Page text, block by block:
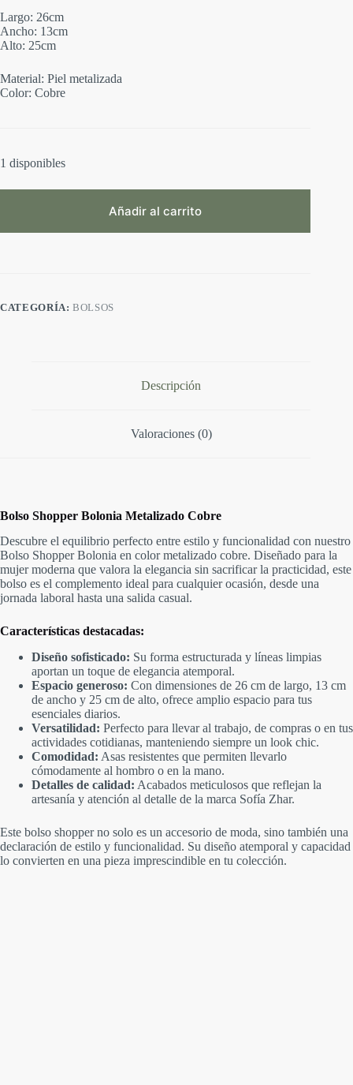
Largo: 26cm
Ancho: 13cm
Alto: 25cm
Material: Piel metalizada
Color: Cobre
1 disponibles
Añadir al carrito
n
CATEGORÍA:BOLSOS
Descripción
Valoraciones (0)
Bolso Shopper Bolonia Metalizado Cobre
Descubre el equilibrio perfecto entre estilo y funcionalidad con nuestro
Bolso Shopper Bolonia en color metalizado cobre. Diseñado para la
mujer moderna que valora la elegancia sin sacrificar la practicidad, este
bolso es el complemento ideal para cualquier ocasión, desde una
jornada laboral hasta una salida casual.
Características destacadas:
Diseño sofisticado: Su forma estructurada y líneas limpias
aportan un toque de elegancia atemporal.
Espacio generoso: Con dimensiones de 26 cm de largo, 13 cm
de ancho y 25 cm de alto, ofrece amplio espacio para tus
esenciales diarios.
Versatilidad: Perfecto para llevar al trabajo, de compras o en tus
actividades cotidianas, manteniendo siempre un look chic.
Comodidad: Asas resistentes que permiten llevarlo
cómodamente al hombro o en la mano.
Detalles de calidad: Acabados meticulosos que reflejan la
artesanía y atención al detalle de la marca Sofía Zhar.
Este bolso shopper no solo es un accesorio de moda, sino también una
declaración de estilo y funcionalidad. Su diseño atemporal y capacidad
lo convierten en una pieza imprescindible en tu colección.